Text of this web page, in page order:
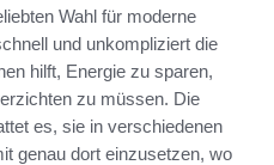
Wahl für moderne
und unkompliziert die
hilft, Energie zu sparen,
zu müssen. Die
es, sie in verschiedenen
genau dort einzusetzen, wo